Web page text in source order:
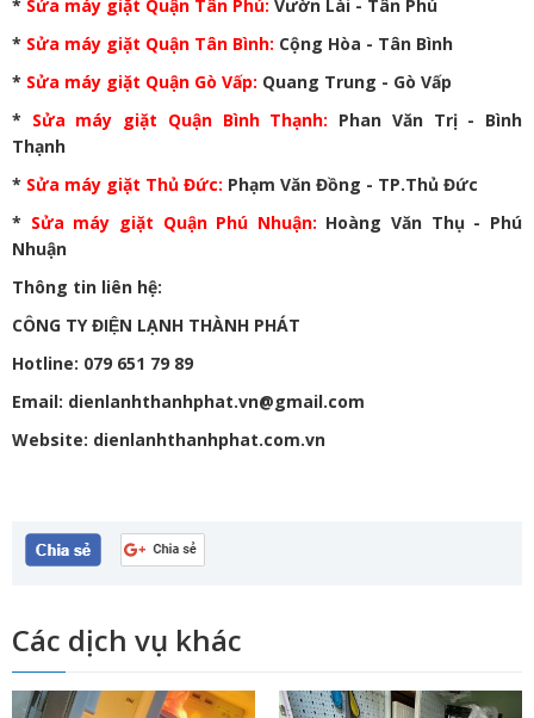
* Sửa máy giặt Quận Tân Phú: Vườn Lài - Tân Phú
* Sửa máy giặt Quận Tân Bình: Cộng Hòa - Tân Bình
* Sửa máy giặt Quận Gò Vấp: Quang Trung - Gò Vấp
* Sửa máy giặt Quận Bình Thạnh: Phan Văn Trị - Bình
Thạnh
* Sửa máy giặt Thủ Đức: Phạm Văn Đồng - TP.Thủ Đức
* Sửa máy giặt Quận Phú Nhuận: Hoàng Văn Thụ - Phú
Nhuận
Thông tin liên hệ:
CÔNG TY ĐIỆN LẠNH THÀNH PHÁT
Hotline: 079 651 79 89
Email: dienlanhthanhphat.vn@gmail.com
Website: dienlanhthanhphat.com.vn
Các dịch vụ khác